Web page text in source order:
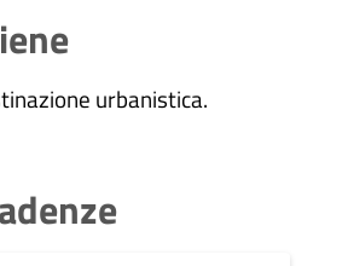
urbanistica.